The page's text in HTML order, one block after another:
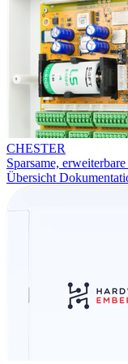
CHESTER
Sparsame,
Übersicht